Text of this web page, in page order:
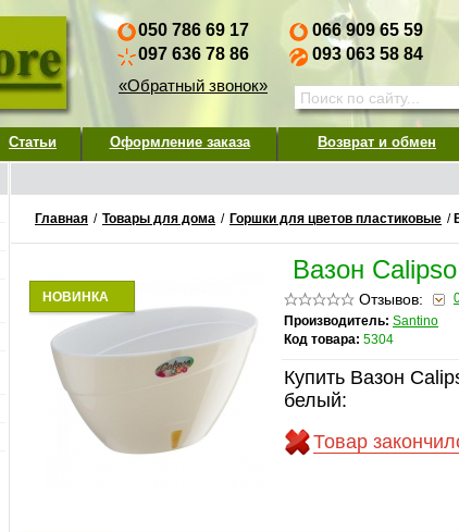
050 786 69 17
097 636 78 86
«Обратный звонок»
066 909 65 59
093 063 58 84
Статьи Оформление заказа Возврат и обмен
Главная / Товары для дома / Горшки для цветов пластиковые /
НОВИНКА
Вазон
Отзывов:
Производитель: Santino
Код товара: 5304
Купить Вазон
белый:
Товар